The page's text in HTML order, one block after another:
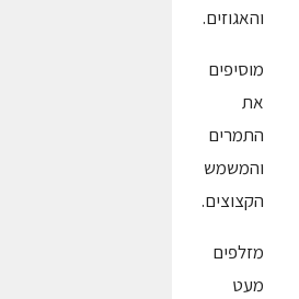
והאגוזים.
מוסיפים
את
התמרים
והמשמש
הקצוצים.
מזלפים
מעט